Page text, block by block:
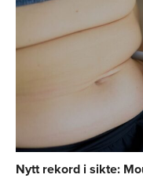
Nytt rekord i sikte: